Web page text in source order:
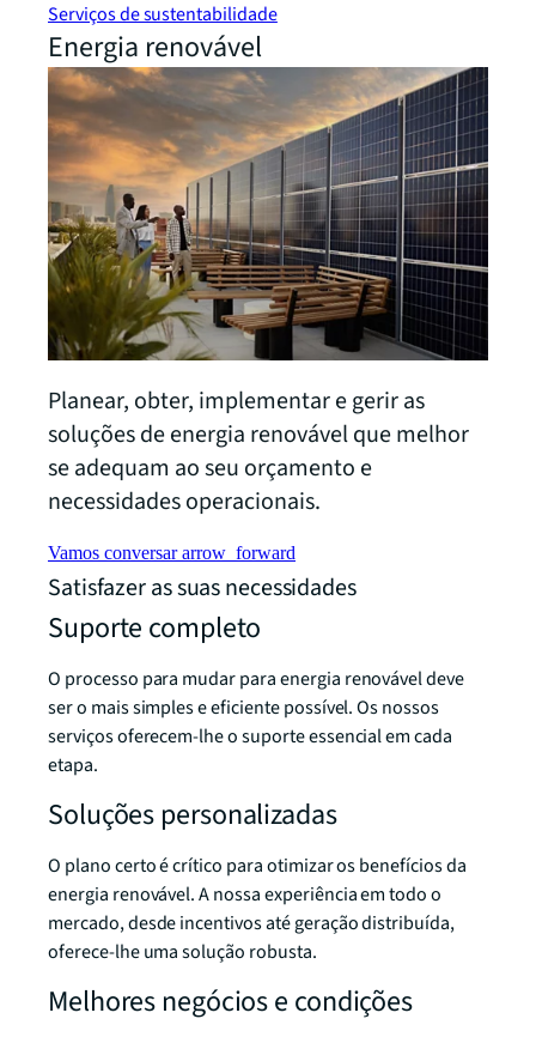
Serviços de sustentabilidade
Energia renovável
Planear, obter, implementar e gerir as
soluções de energia renovável que melhor
se adequam ao seu orçamento e
necessidades operacionais.
Vamos conversararrow_forward
Satisfazer as suas necessidades
Suporte completo
O processo para mudar para energia renovável deve
ser o mais simples e eficiente possível. Os nossos
serviços oferecem-lhe o suporte essencial em cada
etapa.
Soluções personalizadas
O plano certo é crítico para otimizar os benefícios da
energia renovável. A nossa experiência em todo o
mercado, desde incentivos até geração distribuída,
oferece-lhe uma solução robusta.
Melhores negócios e condições